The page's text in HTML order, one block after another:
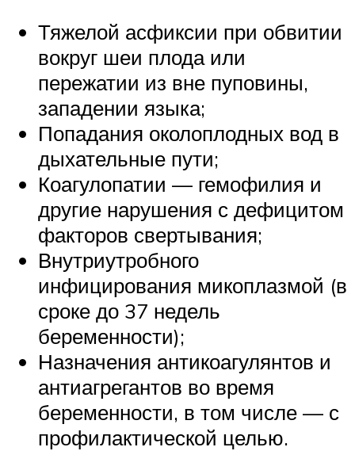
Тяжелой асфиксии при обвитии
вокруг шеи плода или
пережатии из вне пуповины,
западении языка;
Попадания околоплодных вод в
дыхательные пути;
Коагулопатии — гемофилия и
другие нарушения с дефицитом
факторов свертывания;
Внутриутробного
инфицирования микоплазмой (в
сроке до 37 недель
беременности);
Назначения антикоагулянтов и
антиагрегантов во время
беременности, в том числе — с
профилактической целью.